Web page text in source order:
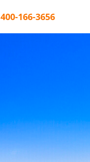
400-166-3656